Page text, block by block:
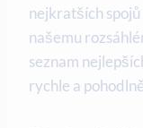
nejkratších
našemu
seznam
rychle a